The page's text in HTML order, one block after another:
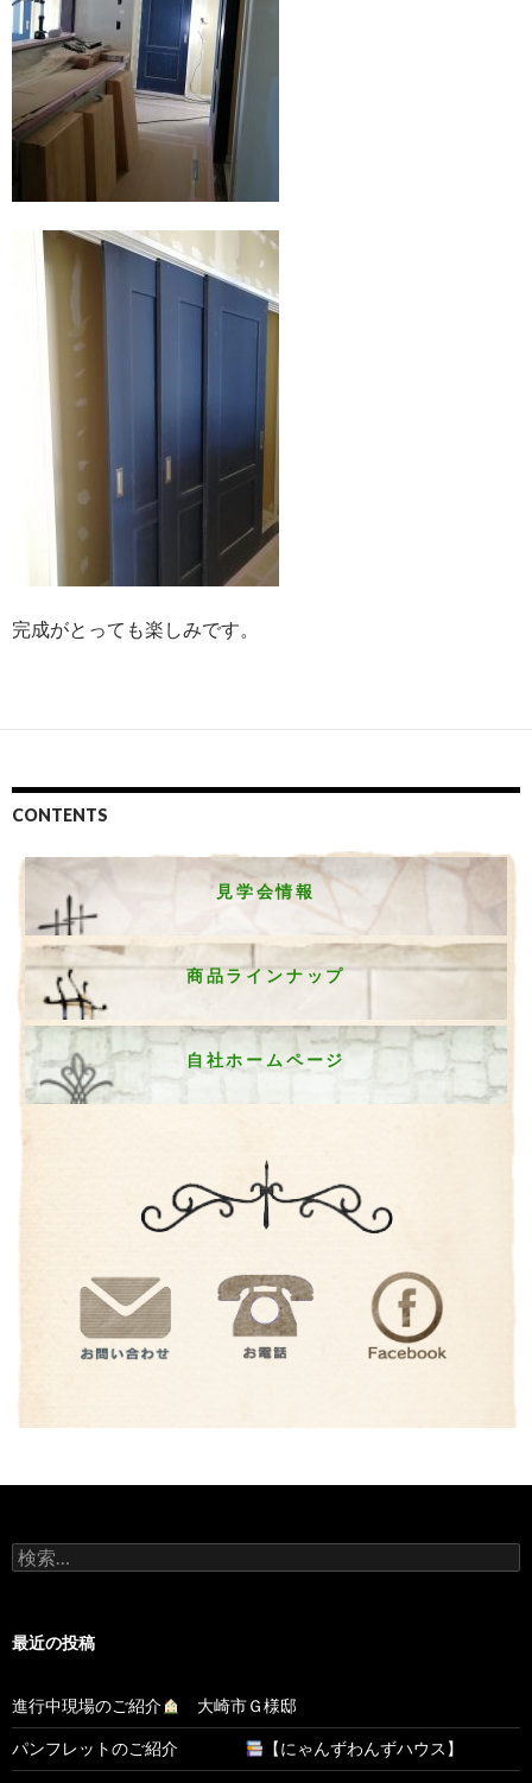
完成がとっても楽しみです。
CONTENTS
見学会情報
商品ラインナップ
自社ホームページ
検
索:
最近の投稿
進行中現場のご紹介 大崎市Ｇ様邸
パンフレットのご紹介 【にゃんずわんずハウス】